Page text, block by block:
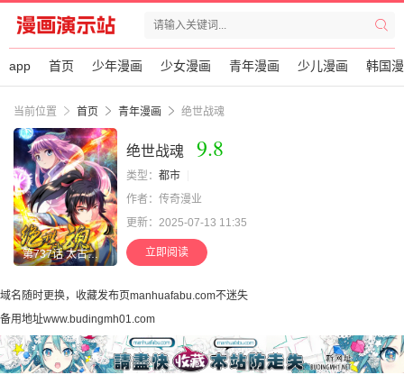
app 首页 少年漫画 少女漫画 青年漫画 少儿漫画 韩国
当前位置 首页 青年漫画 绝世战魂
第737话 太古禁忌
绝世战魂 9.8
类型： 都市
作者：传奇漫业
更新：2025-07-13 11:35
立即阅读
域名随时更换，收藏发布页manhuafabu.com不迷失
备用地址www.budingmh01.com